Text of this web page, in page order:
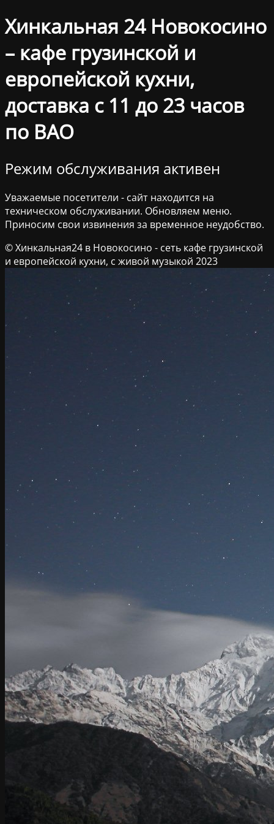
Хинкальная 24 Новокосино
– кафе грузинской и
европейской кухни,
доставка с 11 до 23 часов
по ВАО
Режим обслуживания активен
Уважаемые посетители - сайт находится на
техническом обслуживании. Обновляем меню.
Приносим свои извинения за временное неудобство.
© Хинкальная24 в Новокосино - сеть кафе грузинской
и европейской кухни, с живой музыкой 2023